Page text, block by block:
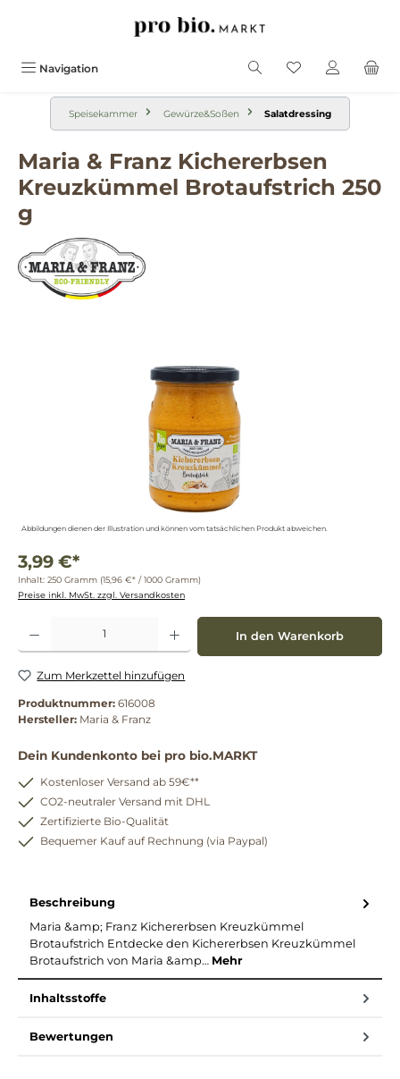
Navigation
Speisekammer Gewürze&Soßen Salatdressing
Maria & Franz Kichererbsen
Kreuzkümmel Brotaufstrich 250
g
Abbildungen dienen der Illustration und können vom tatsächlichen Produkt abweichen.
3,99 €*
Inhalt: 250 Gramm (15,96 €* / 1000 Gramm)
Preise inkl. MwSt. zzgl. Versandkosten
Produkt Anzahl: Gib den gewünschten Wert ein oder benutze die Schaltflächen um
In den Warenkorb
Zum Merkzettel hinzufügen
Produktnummer: 616008
Hersteller: Maria & Franz
Dein Kundenkonto bei pro bio.MARKT
Kostenloser Versand ab 59€**
CO2-neutraler Versand mit DHL
Zertifizierte Bio-Qualität
Bequemer Kauf auf Rechnung (via Paypal)
Beschreibung
Maria &amp; Franz Kichererbsen Kreuzkümmel
Brotaufstrich Entdecke den Kichererbsen Kreuzkümmel
Brotaufstrich von Maria &amp… Mehr
Inhaltsstoffe
Bewertungen